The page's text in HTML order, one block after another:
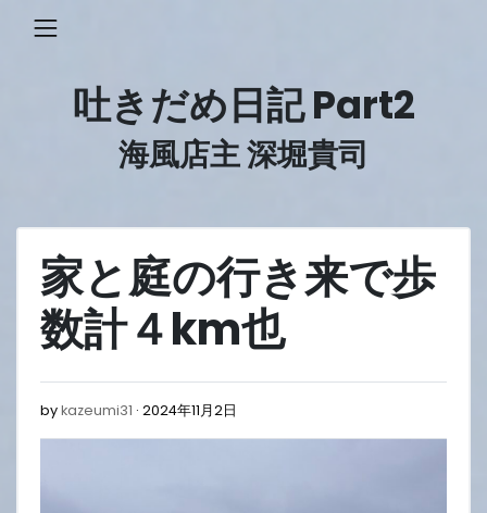
吐きだめ日記 Part2
海風店主 深堀貴司
家と庭の行き来で歩
数計４km也
bykazeumi31 2024年11月2日